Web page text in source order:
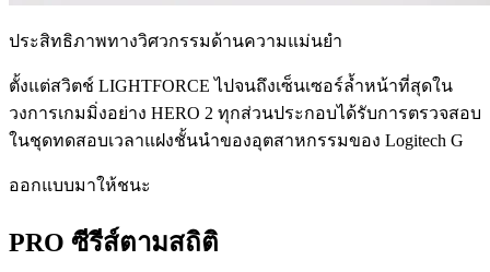
ประสิทธิภาพทางวิศวกรรมด้านความแม่นยำ
ตั้งแต่สวิตช์ LIGHTFORCE ไปจนถึงเซ็นเซอร์ล้ำหน้าที่สุดใน
วงการเกมมิ่งอย่าง HERO 2 ทุกส่วนประกอบได้รับการตรวจสอบ
ในชุดทดสอบเวลาแฝงชั้นนำของอุตสาหกรรมของ Logitech G
ออกแบบมาให้ชนะ
PRO ซีรีส์ตามสถิติ